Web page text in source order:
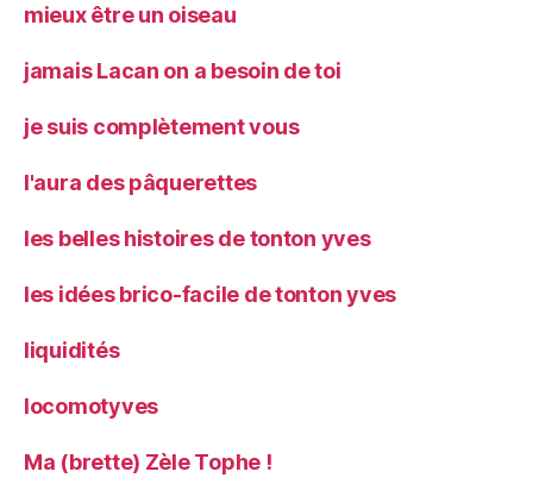
mieux être un oiseau
jamais Lacan on a besoin de toi
je suis complètement vous
l'aura des pâquerettes
les belles histoires de tonton yves
les idées brico-facile de tonton yves
liquidités
locomotyves
Ma (brette) Zèle Tophe !